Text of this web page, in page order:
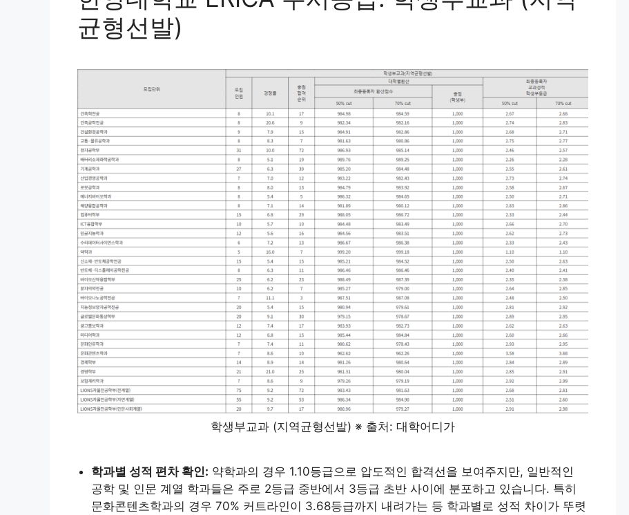
균형선발)
학생부교과 (지역균형선발) ※ 출처: 대학어디가
학과별 성적 편차 확인: 약학과의 경우 1.10등급으로 압도적인 합격선을 보여주지만, 일반적인
공학 및 인문 계열 학과들은 주로 2등급 중반에서 3등급 초반 사이에 분포하고 있습니다. 특히
문화콘텐츠학과의 경우 70% 커트라인이 3.68등급까지 내려가는 등 학과별로 성적 차이가 뚜렷